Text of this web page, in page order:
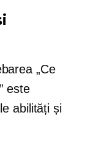
„Ce
este
abilități și